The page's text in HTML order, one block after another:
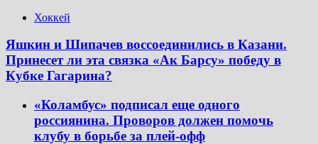
Хоккей
Яшкин и Шипачев воссоединились в Казани.
Принесет ли эта связка «Ак Барсу» победу в
Кубке Гагарина?
«Коламбус» подписал еще одного
россиянина. Проворов должен помочь
клубу в борьбе за плей-офф